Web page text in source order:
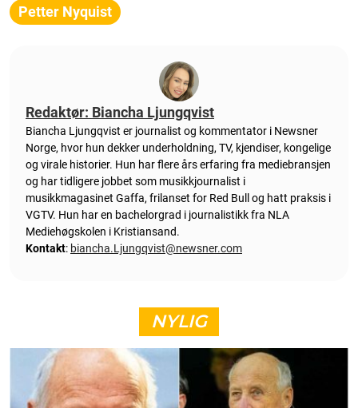
Petter Nyquist
Redaktør: Biancha Ljungqvist
Biancha Ljungqvist er journalist og kommentator i Newsner
Norge, hvor hun dekker underholdning, TV, kjendiser, kongelige
og virale historier. Hun har flere års erfaring fra mediebransjen
og har tidligere jobbet som musikkjournalist i
musikkmagasinet Gaffa, frilanset for Red Bull og hatt praksis i
VGTV. Hun har en bachelorgrad i journalistikk fra NLA
Mediehøgskolen i Kristiansand.
Kontakt: biancha.Ljungqvist@newsner.com
NYLIG